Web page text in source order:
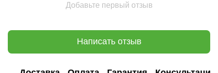
Добавьте первый отзыв
Написать отзыв